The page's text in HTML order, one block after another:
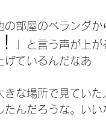
の部屋のベランダか
」と言う声が上が
げているんだなあ
きな場所で見ていた
んだろうな。いい